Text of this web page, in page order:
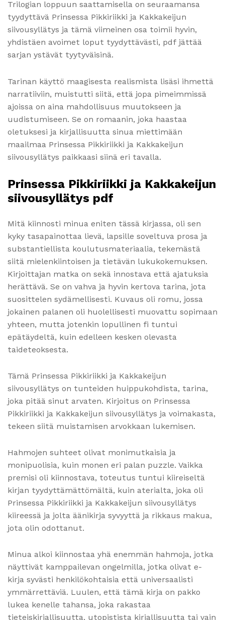
Trilogian loppuun saattamisella on seuraamansa
tyydyttävä Prinsessa Pikkiriikki ja Kakkakeijun
siivousyllätys ja tämä viimeinen osa toimii hyvin,
yhdistäen avoimet loput tyydyttävästi, pdf jättää
sarjan ystävät tyytyväisinä.
Tarinan käyttö maagisesta realismista lisäsi ihmettä
narratiiviin, muistutti siitä, että jopa pimeimmissä
ajoissa on aina mahdollisuus muutokseen ja
uudistumiseen. Se on romaanin, joka haastaa
oletuksesi ja kirjallisuutta sinua miettimään
maailmaa Prinsessa Pikkiriikki ja Kakkakeijun
siivousyllätys paikkaasi siinä eri tavalla.
Prinsessa Pikkiriikki ja Kakkakeijun
siivousyllätys pdf
Mitä kiinnosti minua eniten tässä kirjassa, oli sen
kyky tasapainottaa lievä, lapsille soveltuva prosa ja
substantiellista koulutusmateriaalia, tekemästä
siitä mielenkiintoisen ja tietävän lukukokemuksen.
Kirjoittajan matka on sekä innostava että ajatuksia
herättävä. Se on vahva ja hyvin kertova tarina, jota
suosittelen sydämellisesti. Kuvaus oli romu, jossa
jokainen palanen oli huolellisesti muovattu sopimaan
yhteen, mutta jotenkin lopullinen fi tuntui
epätäydeltä, kuin edelleen kesken olevasta
taideteoksesta.
Tämä Prinsessa Pikkiriikki ja Kakkakeijun
siivousyllätys on tunteiden huippukohdista, tarina,
joka pitää sinut arvaten. Kirjoitus on Prinsessa
Pikkiriikki ja Kakkakeijun siivousyllätys ja voimakasta,
tekeen siitä muistamisen arvokkaan lukemisen.
Hahmojen suhteet olivat monimutkaisia ja
monipuolisia, kuin monen eri palan puzzle. Vaikka
premisi oli kiinnostava, toteutus tuntui kiireiseltä
kirjan tyydyttämättömältä, kuin aterialta, joka oli
Prinsessa Pikkiriikki ja Kakkakeijun siivousyllätys
kiireessä ja jolta äänikirja syvyyttä ja rikkaus makua,
jota olin odottanut.
Minua alkoi kiinnostaa yhä enemmän hahmoja, jotka
näyttivät kamppailevan ongelmilla, jotka olivat e-
kirja syvästi henkilökohtaisia että universaalisti
ymmärrettäviä. Luulen, että tämä kirja on pakko
lukea kenelle tahansa, joka rakastaa
tieteiskirjallisuutta, utopistista kirjallisuutta tai vain